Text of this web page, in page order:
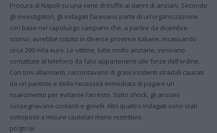
Procura di Napoli su una serie di truffe ai danni di anziani. Secondo
gli investigatori, gli indagati facevano parte di un’organizzazione
con base nel capoluogo campano che, a partire da dicembre
scorso, avrebbe colpito in diverse province italiane, incassando
circa 200 mila euro. Le vittime, tutte molto anziane, venivano
contattate al telefono da falsi appartenenti alle forze dell’ordine.
Con toni allarmanti, raccontavano di gravi incidenti stradali causati
da un parente e della necessità immediata di pagare un
risarcimento per evitarne l’arresto. Sotto shock, gli anziani
consegnavano contanti e gioielli. Altri quattro indagati sono stati
sottoposti a misure cautelari meno restrittive.
pc/gtr/ai